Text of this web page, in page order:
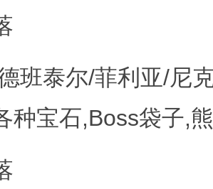
班泰尔/菲利亚/尼
种宝石,Boss袋子,